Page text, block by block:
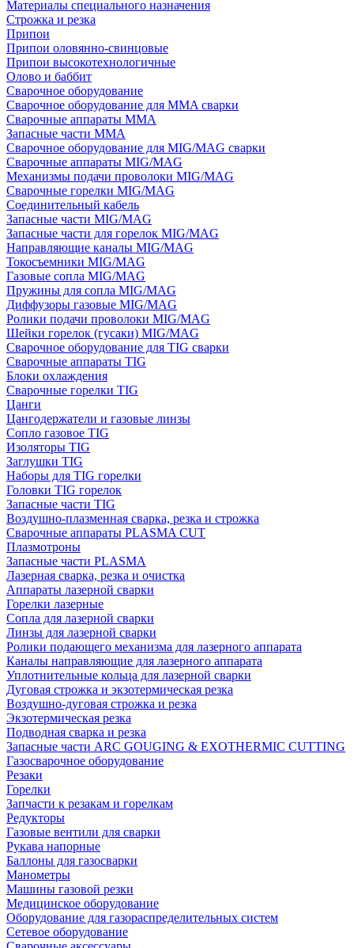
Материалы специального назначения
Строжка и резка
Припои
Припои оловянно-свинцовые
Припои высокотехнологичные
Олово и баббит
Сварочное оборудование
Сварочное оборудование для MMA сварки
Сварочные аппараты MMA
Запасные части MMA
Сварочное оборудование для MIG/MAG сварки
Сварочные аппараты MIG/MAG
Механизмы подачи проволоки MIG/MAG
Сварочные горелки MIG/MAG
Соединительный кабель
Запасные части MIG/MAG
Запасные части для горелок MIG/MAG
Направляющие каналы MIG/MAG
Токосъемники MIG/MAG
Газовые сопла MIG/MAG
Пружины для сопла MIG/MAG
Диффузоры газовые MIG/MAG
Ролики подачи проволоки MIG/MAG
Шейки горелок (гусаки) MIG/MAG
Сварочное оборудование для TIG сварки
Сварочные аппараты TIG
Блоки охлаждения
Сварочные горелки TIG
Цанги
Цангодержатели и газовые линзы
Сопло газовое TIG
Изоляторы TIG
Заглушки TIG
Наборы для TIG горелки
Головки TIG горелок
Запасные части TIG
Воздушно-плазменная сварка, резка и строжка
Сварочные аппараты PLASMA CUT
Плазмотроны
Запасные части PLASMA
Лазерная сварка, резка и очистка
Аппараты лазерной сварки
Горелки лазерные
Сопла для лазерной сварки
Линзы для лазерной сварки
Ролики подающего механизма для лазерного аппарата
Каналы направляющие для лазерного аппарата
Уплотнительные кольца для лазерной сварки
Дуговая строжка и экзотермическая резка
Воздушно-дуговая строжка и резка
Экзотермическая резка
Подводная сварка и резка
Запасные части ARC GOUGING & EXOTHERMIC CUTTING
Газосварочное оборудование
Резаки
Горелки
Запчасти к резакам и горелкам
Редукторы
Газовые вентили для сварки
Рукава напорные
Баллоны для газосварки
Манометры
Машины газовой резки
Медицинское оборудование
Оборудование для газораспределительных систем
Сетевое оборудование